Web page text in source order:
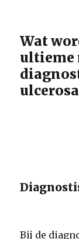
Wat
ultieme
Bij de